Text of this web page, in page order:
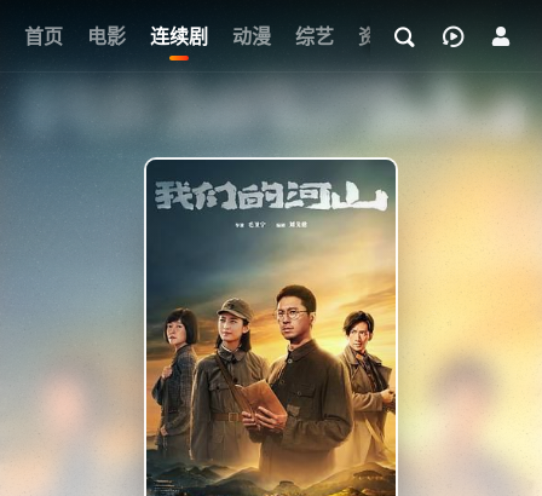
首页 电影 连续剧 动漫 综艺 资讯